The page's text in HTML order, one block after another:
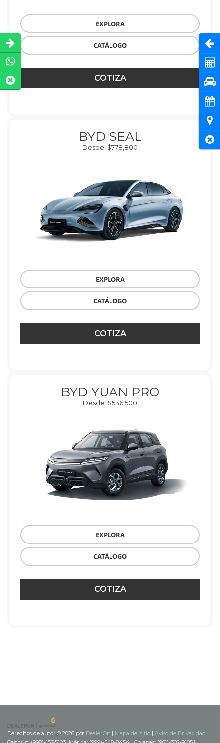
EXPLORA
CATÁLOGO
COTIZA
BYD SEAL
Desde: $778,800
EXPLORA
CATÁLOGO
COTIZA
BYD YUAN PRO
Desde: $536,500
EXPLORA
CATÁLOGO
COTIZA
Derechos de autor © 2026 por DealerOn | Mapa del sitio | Aviso de Privacidad |